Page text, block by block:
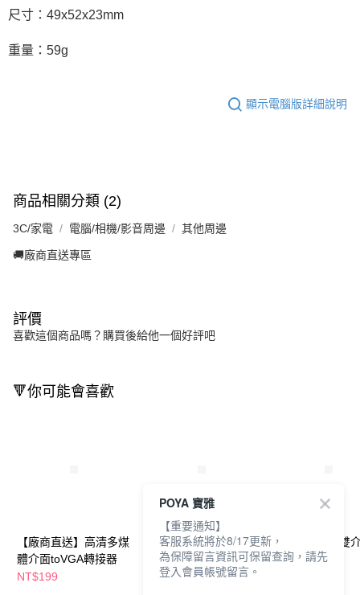
尺寸：49x52x23mm
重量：59g
顯示電腦版詳細說明
商品相關分類 (2)
3C/家電 電腦/相機/影音周邊 其他周邊
🚚廠商直送專區
評價
喜歡這個商品嗎？購買後給他一個好評吧
🔻你可能會喜歡
【廠商直送】高清多煤
體介面toVGA轉接器
NT$199
【廠商直送】HDMI高
速影音傳輸線-1.8m
NT$249
【廠商直送】雙
卡機
POYA 寶雅
【重要通知】
客服系統將於8/17更新，
為保障留言資訊可保留查詢，請先
登入會員帳號留言。